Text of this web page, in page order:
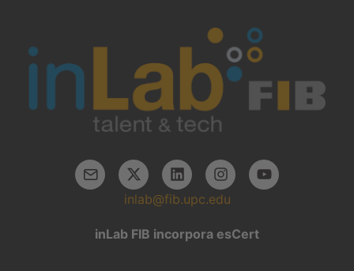
inlab@fib.upc.edu
inLab FIB incorpora esCert